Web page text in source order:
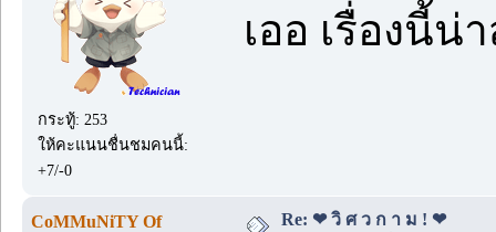
กระทู้: 253
ให้คะแนนชื่นชมคนนี้:
+7/-0
เออ เรื่องนี้
CoMMuNiTY Of
Re: ❤ วิ ศ ว ก า ม ! ❤